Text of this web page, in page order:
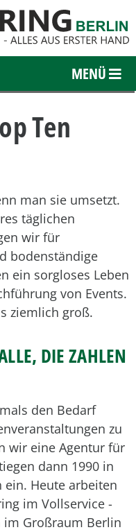
Ten
man sie umsetzt.
täglichen
wir für
bodenständige
ein sorgloses Leben
von Events.
ziemlich groß.
DIE ZAHLEN
den Bedarf
zu
wir eine Agentur für
dann 1990 in
ein. Heute arbeiten
im Vollservice -
Großraum Berlin